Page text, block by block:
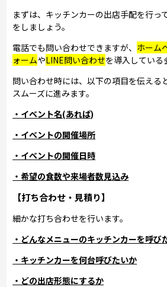
まずは、キッチンカーの出店手配を行っ
をしましょう。
電話でも問い合わせできますが、 ホーム
ォームやLINE問い合わせを導入している
問い合わせ時には、以下の項目を伝える
スムーズに進みます。
・イベント名(あれば)
・イベントの開催場所
・イベントの開催日時
・希望の食数や来場者数見込み
【打ち合わせ・見積り】
細かな打ち合わせを行います。
・どんなメニューのキッチンカーを呼び
・キッチンカーを何台呼びたいか
・どの出店形態にするか